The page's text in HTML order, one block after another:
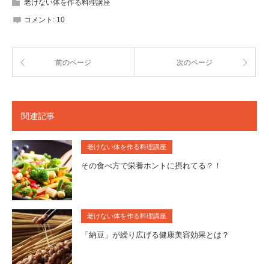
老けない体を作る料理講座
コメント: 10
前のページ 次のページ
関連記事
老けない体を作る料理講座
その食べ方で栄養ホントに摂れてる？！
老けない体を作る料理講座
「納豆」が繰り広げる健康美容効果とは？